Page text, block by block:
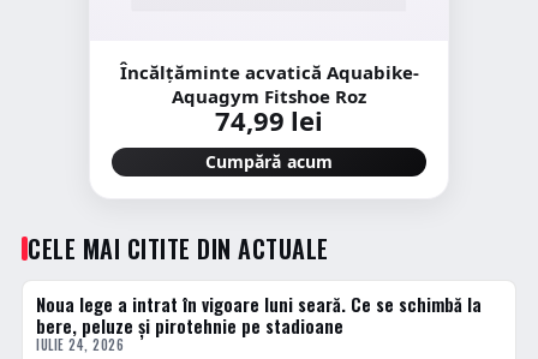
Încălțăminte acvatică Aquabike-
Aquagym Fitshoe Roz
74,99 lei
Cumpără acum
CELE MAI CITITE DIN ACTUALE
1 · TOP
Noua lege a intrat în vigoare luni seară. Ce se schimbă la
bere, peluze și pirotehnie pe stadioane
IULIE 24, 2026